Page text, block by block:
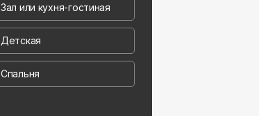
Зал или кухня-гостиная
Детская
Спальня